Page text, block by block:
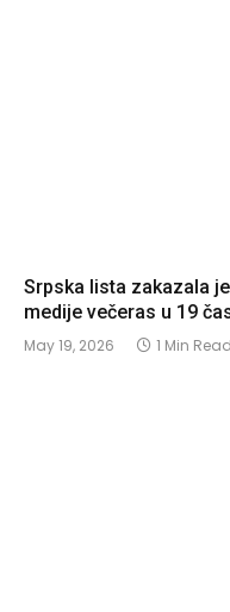
Srpska lista zakazala
medije večeras u 19
May 19, 2026 1 Min Read